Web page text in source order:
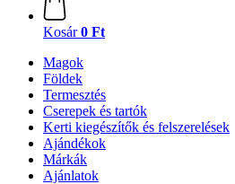
Kosár 0 Ft
Magok
Földek
Termesztés
Cserepek és tartók
Kerti kiegészítők és felszerelések
Ajándékok
Márkák
Ajánlatok